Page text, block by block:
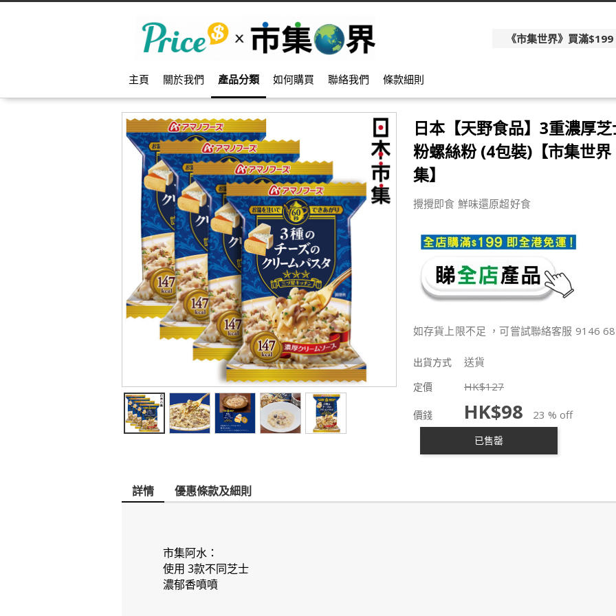
《市集世界》買滿
主頁 關於我們 產品分類 如何購買 聯絡我們 條款細則
日本【天野食品】3重濃厚
粉螺絲粉 (4包裝)【市集世
集】
攪攪即食 鮮味還原超好食
如存貨上限不足 ，可嘗試聯絡客服 9146
出貨方式 送貨
定價 HK$127
價錢 HK$98 23 % off
已售罄
詳情 優惠條款及細則
市集阿水：
使用 3款不同芝士
濃郁香噴噴